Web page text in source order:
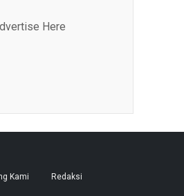
Here
Kami Redaksi